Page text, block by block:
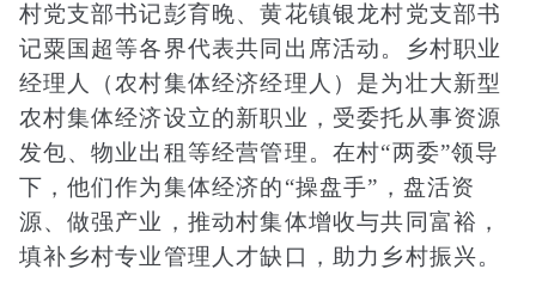
村党支部书记彭育晚、黄花镇银龙村党支部书
记粟国超等各界代表共同出席活动。
乡村职业
经理人
（农村集体经济经理人）是为壮大新型
农村集体经济设立的新职业，受委托从事资源
发包、物业出租等经营管理。在村“两委”领导
下，他们作为集体经济的“操盘手”，盘活资
源、做强产业，推动村集体增收与共同富裕，
填补乡村专业管理人才缺口，助力乡村振兴。